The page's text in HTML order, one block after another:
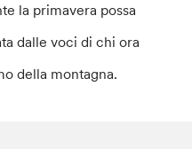
la primavera possa
dalle voci di chi ora
della montagna.